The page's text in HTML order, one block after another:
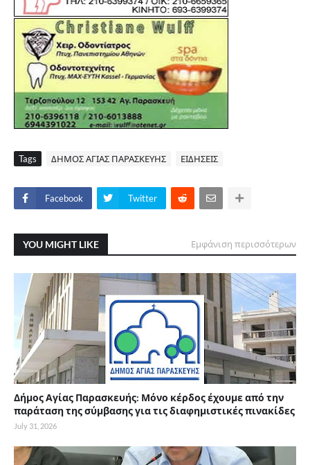
Tags ΔΗΜΟΣ ΑΓΙΑΣ ΠΑΡΑΣΚΕΥΗΣ ΕΙΔΗΣΕΙΣ
Facebook Twitter
YOU MIGHT LIKE Εμφάνιση περισσότερων
Δήμος Αγίας Παρασκευής: Μόνο κέρδος έχουμε από την
παράταση της σύμβασης για τις διαφημιστικές πινακίδες
July 31, 2026